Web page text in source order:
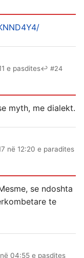
e pasdites↩ #24
myth, me dialekt.
në 12:20 e paradites
se ndoshta
te
04:55 e pasdites